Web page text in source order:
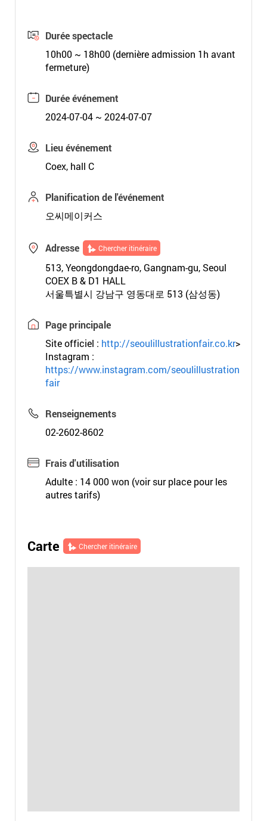
Durée spectacle
10h00 ~ 18h00 (dernière admission 1h avant
fermeture)
Durée événement
2024-07-04 ~ 2024-07-07
Lieu événement
Coex, hall C
Planification de l'événement
오씨메이커스
Adresse Chercher itinéraire
513, Yeongdongdae-ro, Gangnam-gu, Seoul
COEX B & D1 HALL
서울특별시 강남구 영동대로 513 (삼성동)
Page principale
Site officiel : http://seoulillustrationfair.co.kr>
Instagram :
https://www.instagram.com/seoulillustration
fair
Renseignements
02-2602-8602
Frais d'utilisation
Adulte : 14 000 won (voir sur place pour les
autres tarifs)
Carte Chercher itinéraire